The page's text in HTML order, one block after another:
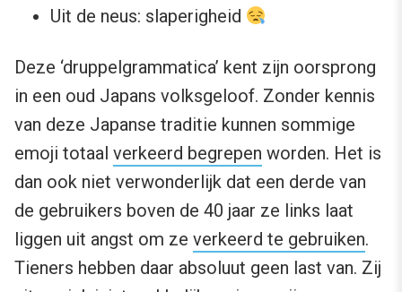
Uit de neus: slaperigheid
Deze ‘druppelgrammatica’ kent zijn oorsprong
in een oud Japans volksgeloof. Zonder kennis
van deze Japanse traditie kunnen sommige
emoji totaal verkeerd begrepen worden. Het is
dan ook niet verwonderlijk dat een derde van
de gebruikers boven de 40 jaar ze links laat
liggen uit angst om ze verkeerd te gebruiken.
Tieners hebben daar absoluut geen last van. Zij